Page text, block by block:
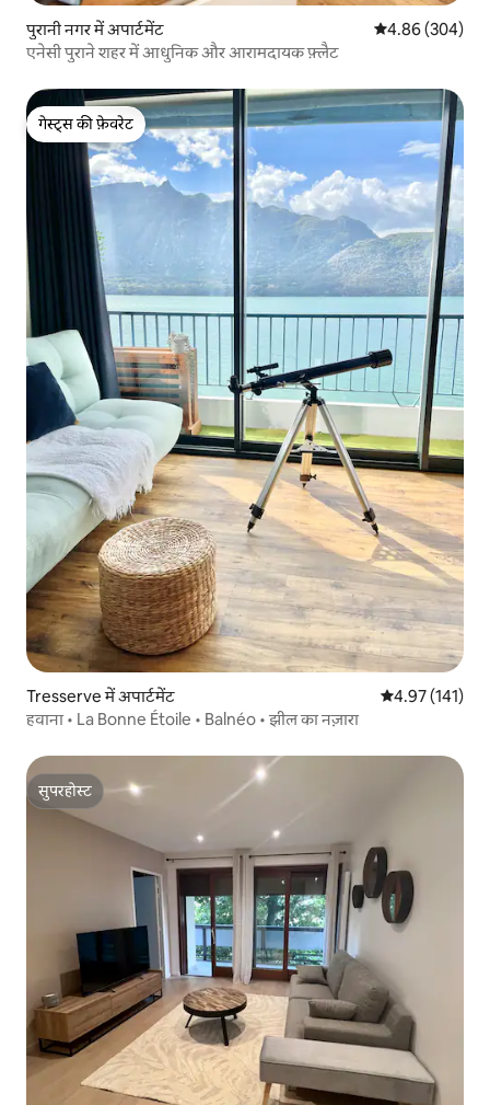
पुरानी नगर में अपार्टमेंट औसत रेटिंग 5 में से
4.86 (304)
एनेसी पुराने शहर में आधुनिक और आरामदायक फ़्लैट
गेस्ट्स की फ़ेवरेट
गेस्ट्स की फ़ेवरेट
Tresserve में अपार्टमेंट औसत रेटिंग 5 में से
4.97 (141)
हवाना • La Bonne Étoile • Balnéo • झील का नज़ारा
सुपरहोस्ट
सुपरहोस्ट